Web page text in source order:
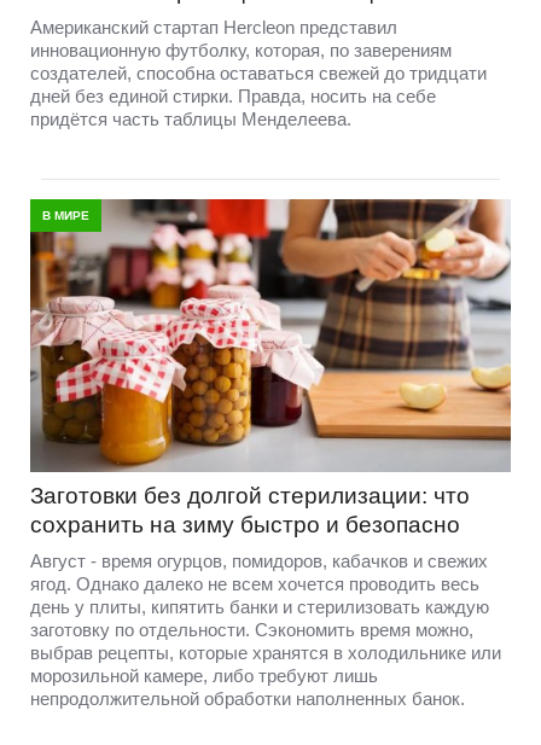
Американский стартап Hercleon представил
инновационную футболку, которая, по заверениям
создателей, способна оставаться свежей до тридцати
дней без единой стирки. Правда, носить на себе
придётся часть таблицы Менделеева.
В МИРЕ
Заготовки без долгой стерилизации: что
сохранить на зиму быстро и безопасно
Август - время огурцов, помидоров, кабачков и свежих
ягод. Однако далеко не всем хочется проводить весь
день у плиты, кипятить банки и стерилизовать каждую
заготовку по отдельности. Сэкономить время можно,
выбрав рецепты, которые хранятся в холодильнике или
морозильной камере, либо требуют лишь
непродолжительной обработки наполненных банок.